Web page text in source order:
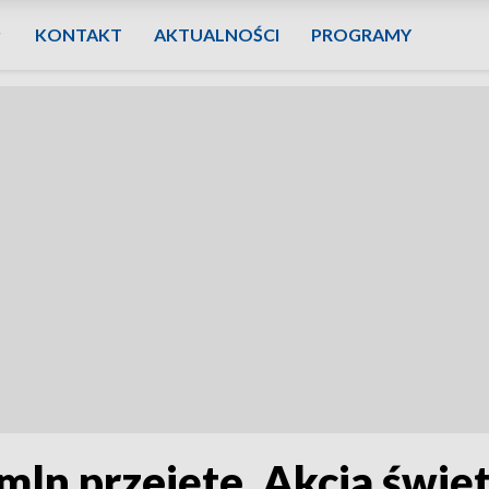
KONTAKT AKTUALNOŚCI PROGRAMY